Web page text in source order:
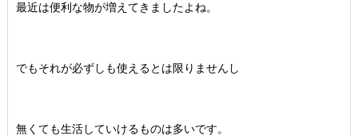
最近は便利な物が増えてきましたよね。
でもそれが必ずしも使えるとは限りませんし
無くても生活していけるものは多いです。